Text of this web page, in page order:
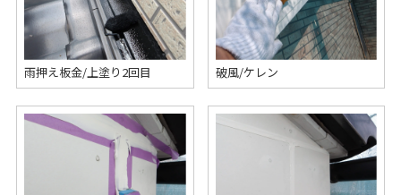
雨押え板金/上塗り2回目 破風/ケレン